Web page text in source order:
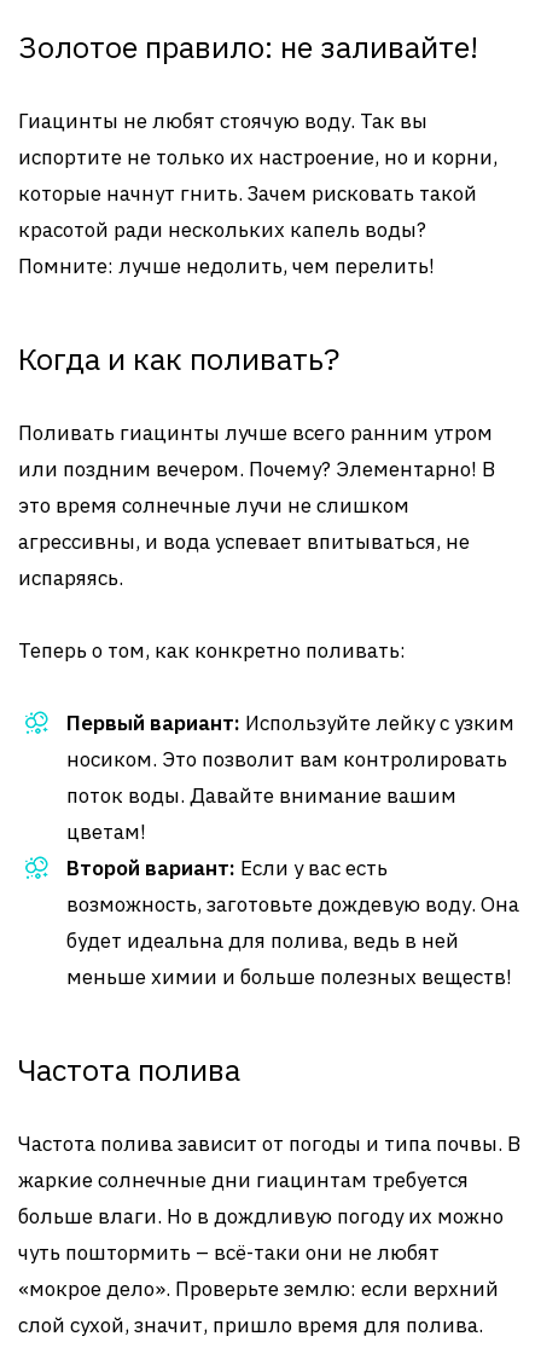
Золотое правило: не заливайте!
Гиацинты не любят стоячую воду. Так вы
испортите не только их настроение, но и корни,
которые начнут гнить. Зачем рисковать такой
красотой ради нескольких капель воды?
Помните: лучше недолить, чем перелить!
Когда и как поливать?
Поливать гиацинты лучше всего ранним утром
или поздним вечером. Почему? Элементарно! В
это время солнечные лучи не слишком
агрессивны, и вода успевает впитываться, не
испаряясь.
Теперь о том, как конкретно поливать:
Первый вариант: Используйте лейку с узким
носиком. Это позволит вам контролировать
поток воды. Давайте внимание вашим
цветам!
Второй вариант: Если у вас есть
возможность, заготовьте дождевую воду. Она
будет идеальна для полива, ведь в ней
меньше химии и больше полезных веществ!
Частота полива
Частота полива зависит от погоды и типа почвы. В
жаркие солнечные дни гиацинтам требуется
больше влаги. Но в дождливую погоду их можно
чуть поштормить – всё-таки они не любят
«мокрое дело». Проверьте землю: если верхний
слой сухой, значит, пришло время для полива.